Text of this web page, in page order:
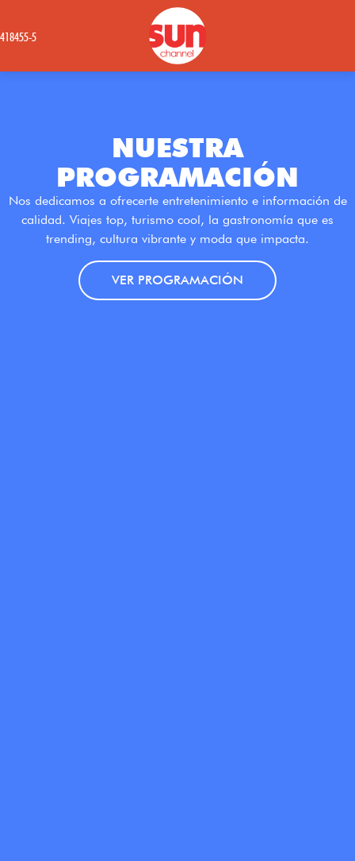
5
NUESTRA
PROGRAMACIÓN
Nos dedicamos a ofrecerte entretenimiento e información de
calidad. Viajes top, turismo cool, la gastronomía que es
trending, cultura vibrante y moda que impacta.
VER PROGRAMACIÓN